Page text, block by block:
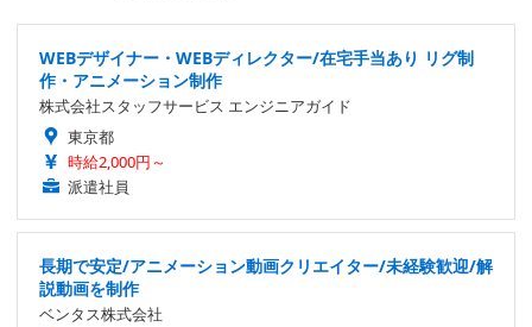
WEBデザイナー・WEBディレクター/在宅手当あり リグ制
作・アニメーション制作
株式会社スタッフサービス エンジニアガイド
東京都
時給2,000円～
派遣社員
長期で安定/アニメーション動画クリエイター/未経験歓迎/解
説動画を制作
ベンタス株式会社